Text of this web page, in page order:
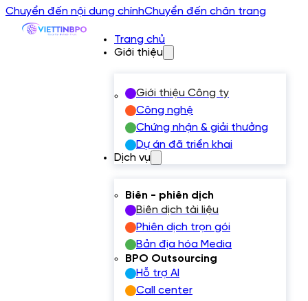
Chuyển đến nội dung chínhChuyển đến chân trang
Trang chủ
Giới thiệu
Giới thiệu Công ty
Công nghệ
Chứng nhận & giải thưởng
Dự án đã triển khai
Dịch vụ
Biên - phiên dịch
Biên dịch tài liệu
Phiên dịch trọn gói
Bản địa hóa Media
BPO Outsourcing
Hỗ trợ AI
Call center